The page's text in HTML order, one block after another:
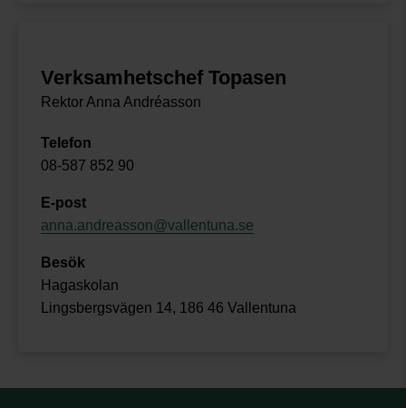
Verksamhetschef Topasen
Rektor Anna Andréasson
Telefon
08-587 852 90
E-post
anna.andreasson@vallentuna.se
Besök
Hagaskolan
Lingsbergsvägen 14, 186 46 Vallentuna